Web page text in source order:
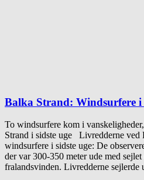
Balka Strand: Windsurfere
To windsurfere kom i
Strand i sidste uge Livredderne ved
windsurfere i sidste uge: De
der var 300-350 meter ude med
fralandsvinden. Livredderne sejlerde